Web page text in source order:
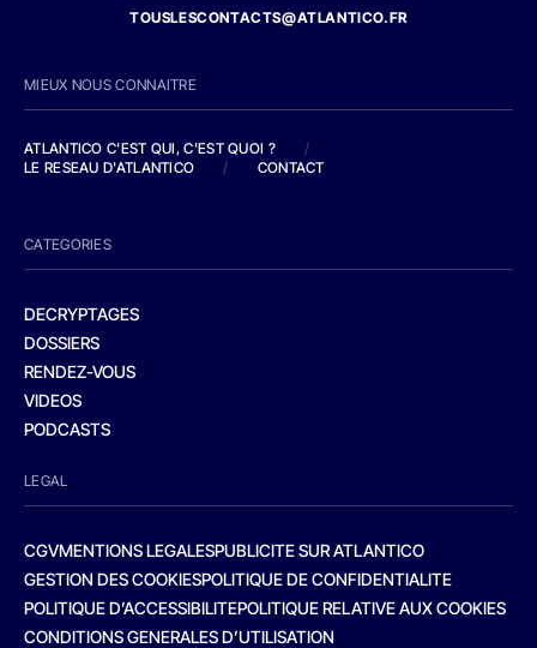
TOUSLESCONTACTS@ATLANTICO.FR
MIEUX NOUS CONNAITRE
ATLANTICO C'EST QUI, C'EST QUOI ?
/
LE RESEAU D'ATLANTICO
/ CONTACT
CATEGORIES
DECRYPTAGES
DOSSIERS
RENDEZ-VOUS
VIDEOS
PODCASTS
LEGAL
CGVMENTIONS LEGALESPUBLICITE SUR ATLANTICO
GESTION DES COOKIESPOLITIQUE DE CONFIDENTIALITE
POLITIQUE D’ACCESSIBILITEPOLITIQUE RELATIVE AUX COOKIES
CONDITIONS GENERALES D’UTILISATION